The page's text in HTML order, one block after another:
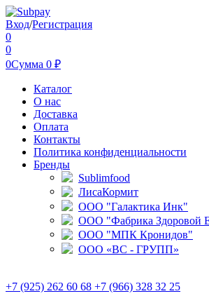
Вход/Регистрация
0
0
0Сумма 0 ₽
Каталог
О нас
Доставка
Оплата
Контакты
Политика конфиденциальности
Бренды
Sublimfood
ЛисаКормит
ООО "Галактика Инк"
ООО "Фабрика Здоровой
ООО "МПК Кронидов"
ООО «ВС - ГРУПП»
+7 (925) 262 60 68 +7 (966) 328 32 25